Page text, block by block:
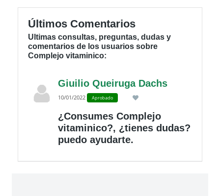
Últimos Comentarios
Ultimas consultas, preguntas, dudas y
comentarios de los usuarios sobre
Complejo vitaminico:
Giuilio Queiruga Dachs
10/01/2022 Aprobado
¿Consumes Complejo
vitaminico?, ¿tienes dudas?
puedo ayudarte.